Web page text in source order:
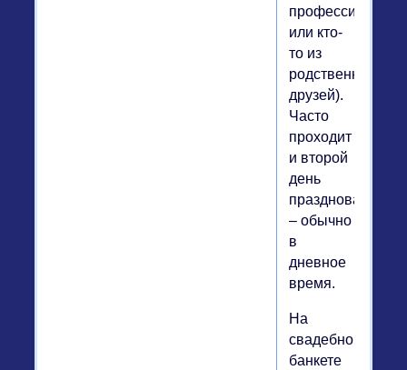
профессионал
или кто-
то из
родственников,
друзей).
Часто
проходит
и второй
день
празднования
– обычно
в
дневное
время.
На
свадебном
банкете